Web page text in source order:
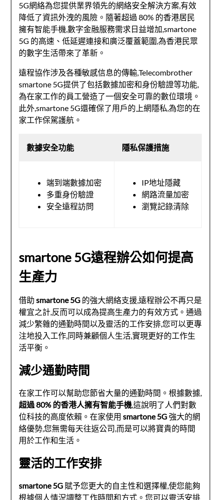
5G網絡為您提供業界領先的網絡安全解決方案,有效
降低了資訊外洩的風險。隨著超過 80% 的香港居民
擁有智能手機,數字金融服務需求日益增加,smartone
5G 的高速、低延遲連接和廣泛覆蓋範圍,為香港民眾
的數字生活帶來了革新。
遠程協作涉及各種敏感信息的傳輸,Telecombrother
smartone 5G提供了包括數據加密和身份驗證等功能,
為在家工作的員工營造了一個安全可靠的數位環境。
此外,smartone 5G還確保了用戶的上網隱私,為您的在
家工作保駕護航。
數據安全功能 隱私保護措施
端到端數據加密
多重身份驗證
安全遠程訪問
IP地址隱藏
網路流量加密
瀏覽記錄清除
smartone 5G遠程辦公如何提高
生產力
借助smartone 5G 的強大網絡支援,遠程辦公不再只是
權宜之計,反而可以成為提高生產力的有效方式。通過
減少繁雜的通勤時間以及靈活的工作安排,您可以更專
注地投入工作,同時兼顧個人生活,實現更好的工作生
活平衡。
減少通勤時間
在家工作可以幫助您節省大量的通勤時間。根據數據,
超過 80% 的香港人擁有智能手機,這說明了人們對數
位科技的高度依賴。在家使用smartone 5G強大的網
絡優勢,您無需每天往返公司,而是可以將寶貴的時間
用於工作和生活。
靈活的工作安排
smartone 5G 賦予您更大的自主性和選擇權,使您能夠
根據個人情況調整工作時間和方式。您可以靈活安排